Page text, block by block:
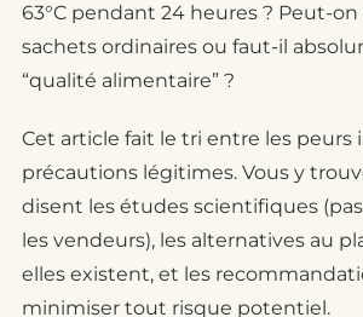
63°C pendant 24 heures ? Peut-
sachets ordinaires ou faut-il
“qualité alimentaire” ?
Cet article fait le tri entre les peurs
précautions légitimes. Vous y
disent les études scientifiques
les vendeurs), les alternatives au
elles existent, et les
minimiser tout risque potentiel.